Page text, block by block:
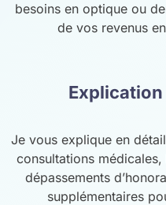
besoins en optique ou
de vos revenus
Je vous explique en
consultations
dépassements
supplémentaires